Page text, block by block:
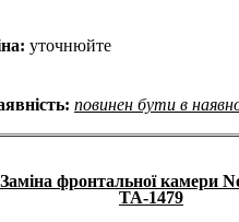
уточнюйте
повинен бути в
Заміна фронтальної камери
TA-1479